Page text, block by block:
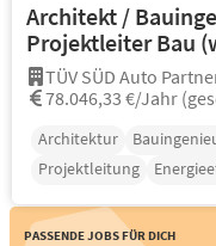
Architekt /
Projektleiter Bau
TÜV SÜD Auto
78.046,33 €/Jahr
Architektur
Projektleitung
Passende Jobs für Dich